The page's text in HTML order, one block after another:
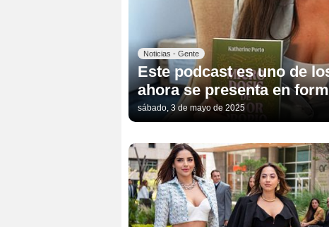
Noticias - Gente
Este podcast es uno de
ahora se presenta en
sábado, 3 de mayo de 2025